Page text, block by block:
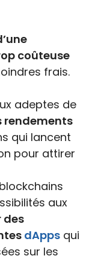
coûteuse
frais.
adeptes de
rendements
qui lancent
pour attirer
aux
des
dApps qui
sur les